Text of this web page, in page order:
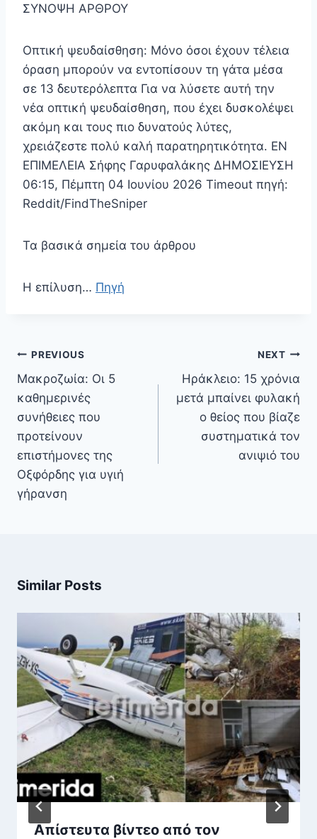
ΣΥΝΟΨΗ ΑΡΘΡΟΥ
Οπτική ψευδαίσθηση: Μόνο όσοι έχουν τέλεια
όραση μπορούν να εντοπίσουν τη γάτα μέσα
σε 13 δευτερόλεπτα Για να λύσετε αυτή την
νέα οπτική ψευδαίσθηση, που έχει δυσκολέψει
ακόμη και τους πιο δυνατούς λύτες,
χρειάζεστε πολύ καλή παρατηρητικότητα. EN
ΕΠΙΜΕΛΕΙΑ Σήφης Γαρυφαλάκης ΔΗΜΟΣΙΕΥΣΗ
06:15, Πέμπτη 04 Ιουνίου 2026 Timeout πηγή:
Reddit/FindTheSniper
Τα βασικά σημεία του άρθρου
Η επίλυση… Πηγή
Πλοήγηση
άρθρων
PREVIOUS
Μακροζωία: Οι 5
καθημερινές
συνήθειες που
προτείνουν
επιστήμονες της
Οξφόρδης για υγιή
γήρανση
NEXT
Ηράκλειο: 15 χρόνια
μετά μπαίνει φυλακή
ο θείος που βίαζε
συστηματικά τον
ανιψιό του
Similar Posts
Απίστευτα βίντεο από τον